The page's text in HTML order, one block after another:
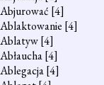
Abjurować [4]
Ablaktowanie [4]
Ablatyw[4]
Abłaucha[4]
Ablegacja[4]